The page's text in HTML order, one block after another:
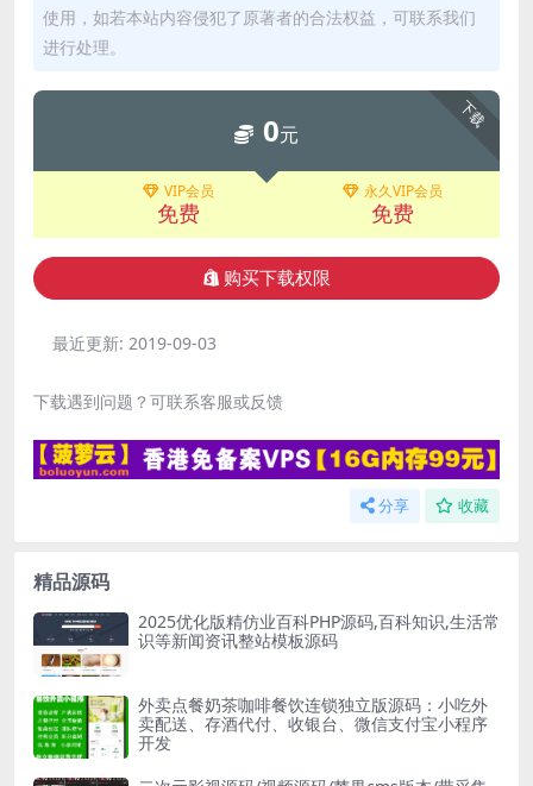
使用，如若本站内容侵犯了原著者的合法权益，可联系我们
进行处理。
下载
0元
VIP会员
免费
永久VIP会员
免费
购买下载权限
最近更新: 2019-09-03
下载遇到问题？可联系客服或反馈
分享 收藏
精品源码
2025优化版精仿业百科PHP源码,百科知识,生活常
识等新闻资讯整站模板源码
外卖点餐奶茶咖啡餐饮连锁独立版源码：小吃外
卖配送、存酒代付、收银台、微信支付宝小程序
开发